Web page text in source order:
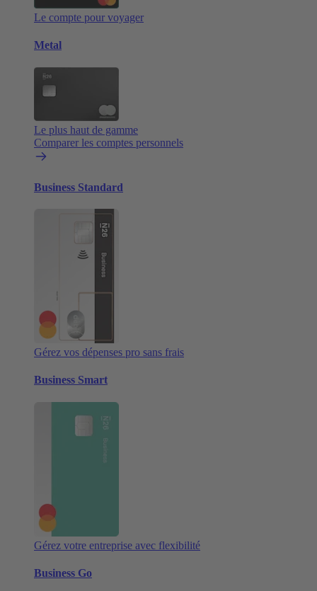
Le compte pour voyager
Metal
Le plus haut de gamme
Comparer les comptes personnels
Business Standard
Gérez vos dépenses pro sans frais
Business Smart
Gérez votre entreprise avec flexibilité
Business Go